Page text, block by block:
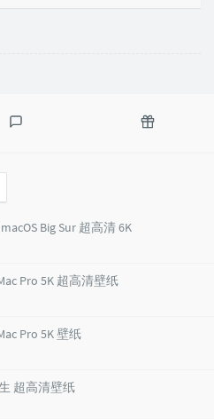
t
m
n
s
Big Sur 超高清 6K
Pro 5K 超高清壁纸
Pro 5K 壁纸
超高清壁纸